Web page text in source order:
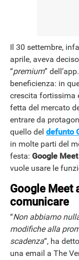
Il 30 settembre,
aprile, aveva
“premium”
beneficienza: in
crescita fortissima
fetta del mercato
entrare da
quello del defunto
in molte parti del
festa: Google
vuole usare le
Google Meet
comunicare
“Non abbiamo
modifiche alla
scadenza“, ha
una email a The